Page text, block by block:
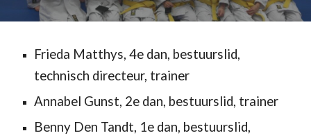
Frieda Matthys, 4e dan, bestuurslid,
technisch directeur, trainer
Annabel Gunst, 2e dan, bestuurslid, trainer
Benny Den Tandt, 1e dan, bestuurslid,